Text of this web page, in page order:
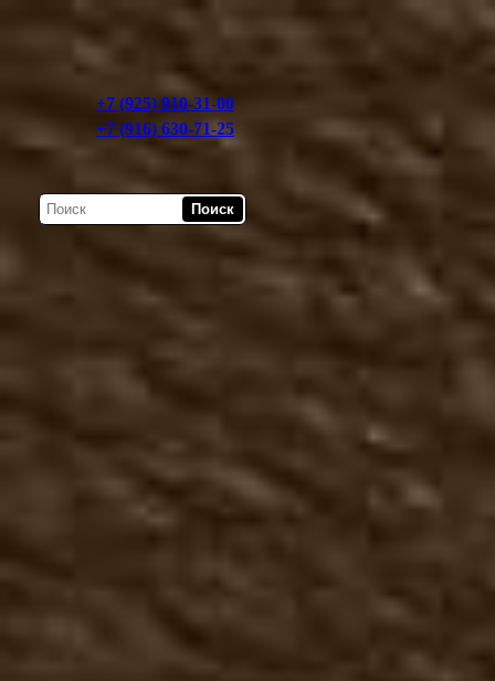
+7 (925) 910-31-00
+7 (916) 630-71-25
Мужская обувь
Демисезонная мужская
Казаки туфли
Казаки полусапоги
Казаки сапоги
Чопперы туфли
Чопперы полусапоги
Чопперы сапоги
Кроссовки, кеды
Трексайдеры